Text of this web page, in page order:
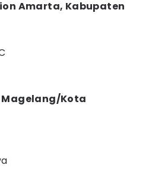
Amarta, Kabupaten
Magelang/Kota